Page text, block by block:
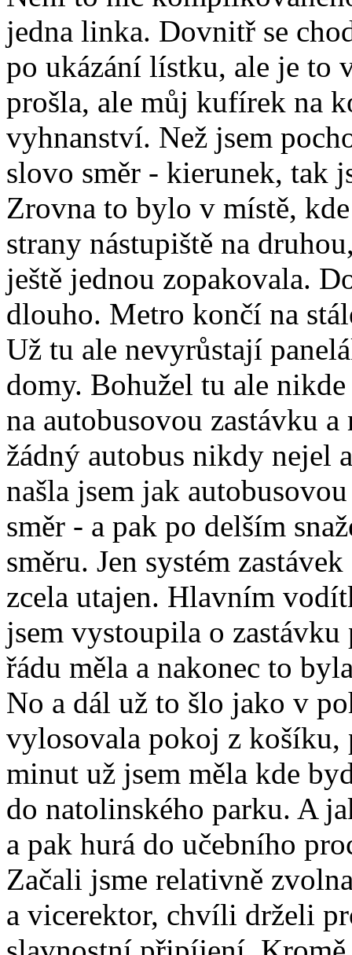
jedna linka. Dovnitř se
po ukázání lístku, ale je to
prošla, ale můj kufírek na
vyhnanství. Než jsem
slovo směr - kierunek, tak
Zrovna to bylo v místě,
strany nástupiště na
ještě jednou zopakovala.
dlouho. Metro končí na
Už tu ale nevyrůstají
domy. Bohužel tu ale
na autobusovou zastávku
žádný autobus nikdy nejel
našla jsem jak
směr - a pak po delším
směru. Jen systém
zcela utajen. Hlavním
jsem vystoupila o
řádu měla a nakonec to
No a dál už to šlo jako v
vylosovala pokoj z košíku,
minut už jsem měla kde
do natolinského parku. A
a pak hurá do učebního
Začali jsme relativně
a vicerektor, chvíli drželi